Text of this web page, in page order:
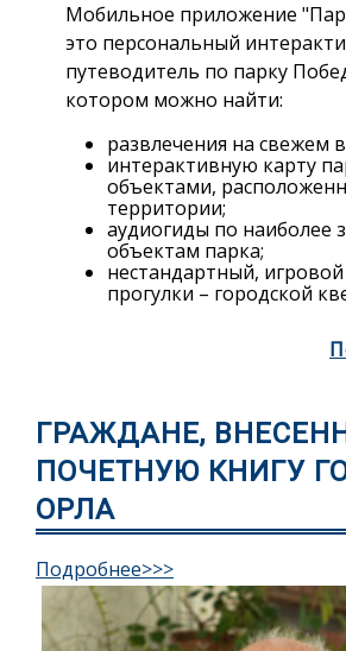
Мобильное приложение
это персональный
путеводитель по парку
котором можно найти:
развлечения на свежем
интерактивную карту
объектами,
территории;
аудиогиды по наиболее
объектам парка;
нестандартный,
прогулки – городской
ГРАЖДАНЕ,
ПОЧЕТНУЮ КНИГУ
ОРЛА
Подробнее>>>